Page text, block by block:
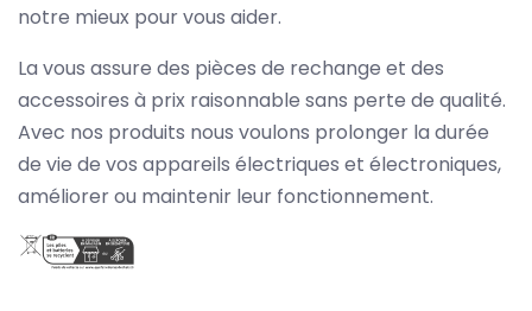
notre mieux pour vous aider.
La vous assure des pièces de rechange et des
accessoires à prix raisonnable sans perte de qualité.
Avec nos produits nous voulons prolonger la durée
de vie de vos appareils électriques et électroniques,
améliorer ou maintenir leur fonctionnement.